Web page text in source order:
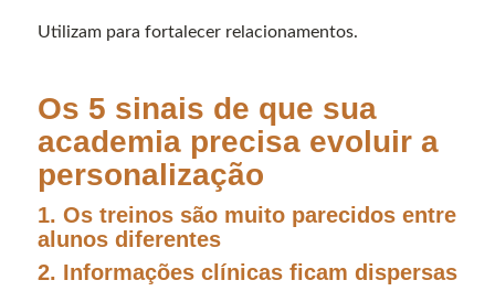
Utilizam para fortalecer relacionamentos.
Os 5 sinais de que sua
academia precisa evoluir a
personalização
1. Os treinos são muito parecidos entre
alunos diferentes
2. Informações clínicas ficam dispersas